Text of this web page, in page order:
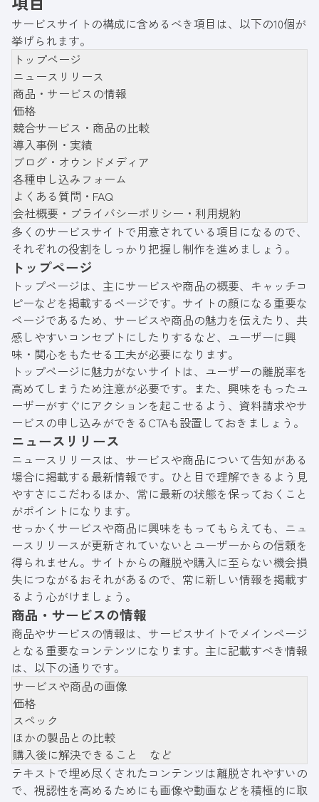
サービスサイトの構成に含めるべき項目は、以下の10個が
挙げられます。
トップページ
ニュースリリース
商品・サービスの情報
価格
競合サービス・商品の比較
導入事例・実績
ブログ・オウンドメディア
各種申し込みフォーム
よくある質問・FAQ
会社概要・プライバシーポリシー・利用規約
多くのサービスサイトで用意されている項目になるので、
それぞれの役割をしっかり把握し制作を進めましょう。
トップページ
トップページは、主にサービスや商品の概要、キャッチコ
ピーなどを掲載するページです。サイトの顔になる重要な
ページであるため、サービスや商品の魅力を伝えたり、共
感しやすいコンセプトにしたりするなど、ユーザーに興
味・関心をもたせる工夫が必要になります。
トップページに魅力がないサイトは、ユーザーの離脱率を
高めてしまうため注意が必要です。また、興味をもったユ
ーザーがすぐにアクションを起こせるよう、資料請求やサ
ービスの申し込みができるCTAも設置しておきましょう。
ニュースリリース
ニュースリリースは、サービスや商品について告知がある
場合に掲載する最新情報です。ひと目で理解できるよう見
やすさにこだわるほか、常に最新の状態を保っておくこと
がポイントになります。
せっかくサービスや商品に興味をもってもらえても、ニュ
ースリリースが更新されていないとユーザーからの信頼を
得られません。サイトからの離脱や購入に至らない機会損
失につながるおそれがあるので、常に新しい情報を掲載す
るよう心がけましょう。
商品・サービスの情報
商品やサービスの情報は、サービスサイトでメインページ
となる重要なコンテンツになります。主に記載すべき情報
は、以下の通りです。
サービスや商品の画像
価格
スペック
ほかの製品との比較
購入後に解決できること など
テキストで埋め尽くされたコンテンツは離脱されやすいの
で、視認性を高めるためにも画像や動画などを積極的に取